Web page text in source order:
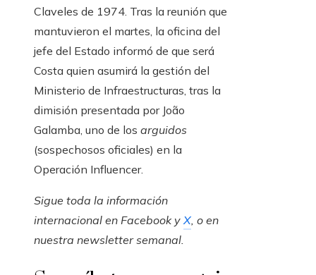
Claveles de 1974. Tras la reunión que
mantuvieron el martes, la oficina del
jefe del Estado informó de que será
Costa quien asumirá la gestión del
Ministerio de Infraestructuras, tras la
dimisión presentada por João
Galamba, uno de los arguidos
(sospechosos oficiales) en la
Operación Influencer.
Sigue toda la información
internacional en FacebookyX, o en
nuestra newsletter semanal.